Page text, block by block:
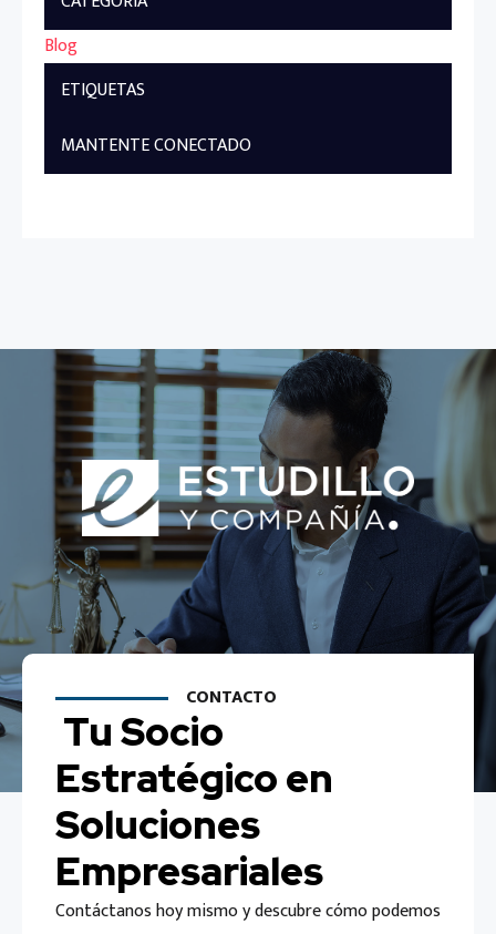
Blog
ETIQUETAS
MANTENTE CONECTADO
CONTACTO
Tu Socio
Estratégico en
Soluciones
Empresariales
Contáctanos hoy mismo y descubre cómo podemos